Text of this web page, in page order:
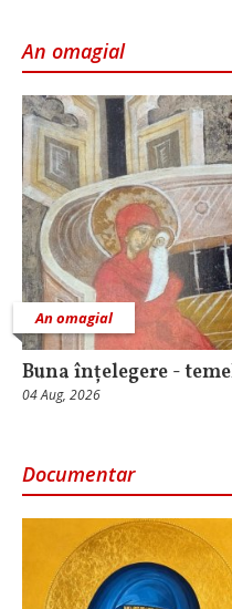
An omagial
An omagial
Buna înțelegere -
04 Aug, 2026
Documentar